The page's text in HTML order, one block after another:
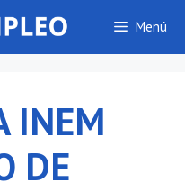
Menú
INEM
DE